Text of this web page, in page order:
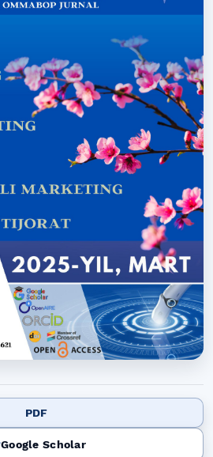
PDF
Google Scholar